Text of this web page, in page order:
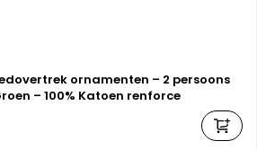
ornamenten – 2 persoons
– 100% Katoen renforce